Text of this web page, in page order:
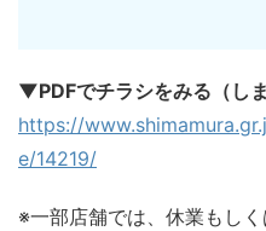
▼PDFでチラシをみる（しま
https://
e/14219/
※一部店舗では、休業もし